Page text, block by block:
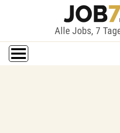
Alle Jobs, 7